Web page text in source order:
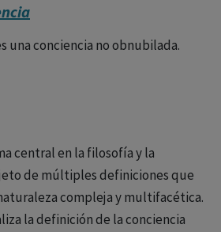
una conciencia no obnubilada.
central en la filosofía y la
de múltiples definiciones que
compleja y multifacética.
la definición de la conciencia